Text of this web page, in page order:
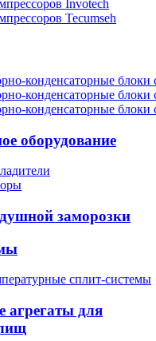
Invotech
Tecumseh
конденсаторные
конденсаторные
конденсаторные
оборудование
заморозки
сплит-системы
агрегаты для